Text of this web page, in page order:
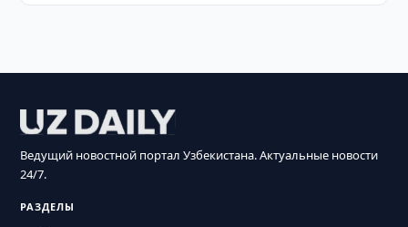
Ведущий новостной портал Узбекистана. Актуальные новости
24/7.
РАЗДЕЛЫ